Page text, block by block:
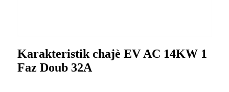
Karakteristik chajè EV AC 14KW 1
Faz Doub 32A